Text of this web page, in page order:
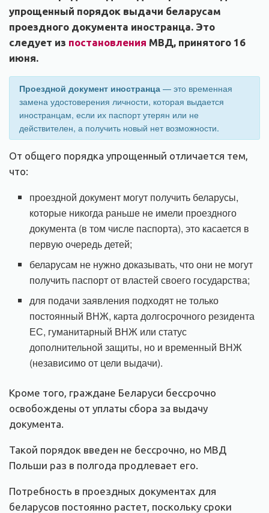
упрощенный порядок выдачи беларусам
проездного документа иностранца. Это
следует из постановления МВД, принятого 16
июня.
Проездной документ иностранца — это временная
замена удостоверения личности, которая выдается
иностранцам, если их паспорт утерян или не
действителен, а получить новый нет возможности.
От общего порядка упрощенный отличается тем,
что:
проездной документ могут получить беларусы,
которые никогда раньше не имели проездного
документа (в том числе паспорта), это касается в
первую очередь детей;
беларусам не нужно доказывать, что они не могут
получить паспорт от властей своего государства;
для подачи заявления подходят не только
постоянный ВНЖ, карта долгосрочного резидента
ЕС, гуманитарный ВНЖ или статус
дополнительной защиты, но и временный ВНЖ
(независимо от цели выдачи).
Кроме того, граждане Беларуси бессрочно
освобождены от уплаты сбора за выдачу
документа.
Такой порядок введен не бессрочно, но МВД
Польши раз в полгода продлевает его.
Потребность в проездных документах для
беларусов постоянно растет, поскольку сроки